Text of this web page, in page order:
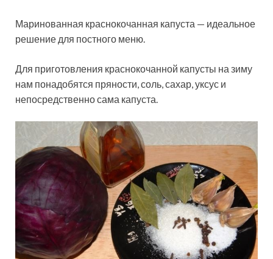
Маринованная краснокочанная капуста — идеальное
решение для постного меню.
Для приготовления краснокочанной капусты на зиму
нам понадобятся пряности, соль, сахар, уксус и
непосредственно сама капуста.